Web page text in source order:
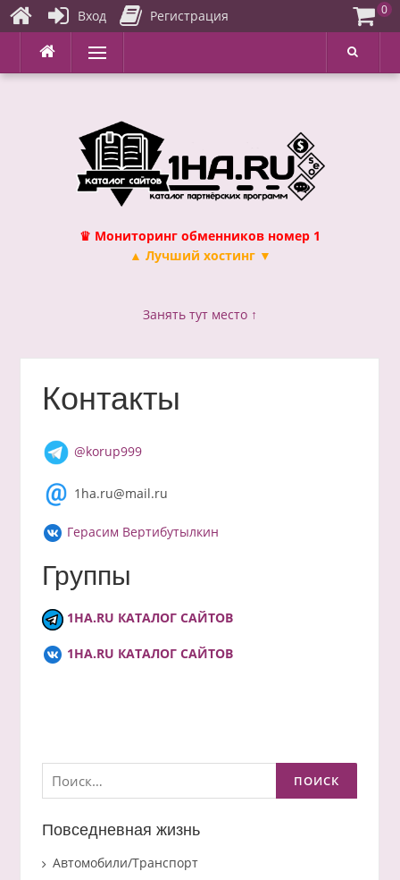
Перейти
содержимому
Меню
♛ Мониторинг обменников номер 1
▲ Лучший хостинг ▼
Занять тут место ↑
Контакты
@korup999
1ha.ru@mail.ru
Герасим Вертибутылкин
Группы
1HA.RU КАТАЛОГ САЙТОВ
1HA.RU КАТАЛОГ САЙТОВ
Найти:
Повседневная жизнь
Автомобили/Транспорт
Вход Регистрация 0